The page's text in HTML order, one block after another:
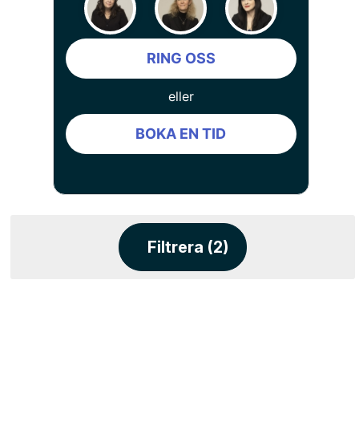
RING OSS
eller
BOKA EN TID
Filtrera (2)